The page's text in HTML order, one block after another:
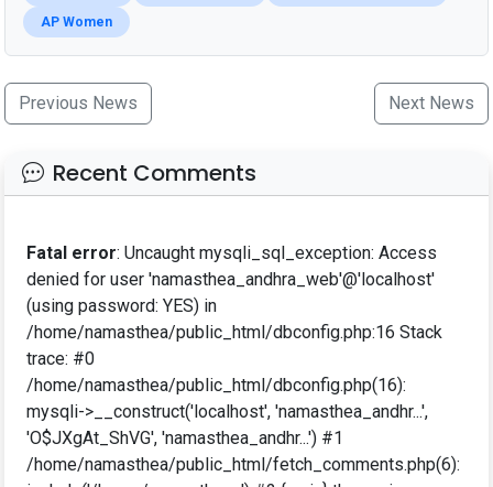
AP Women
Previous News Next News
Recent Comments
Fatal error: Uncaught mysqli_sql_exception: Access
denied for user 'namasthea_andhra_web'@'localhost'
(using password: YES) in
/home/namasthea/public_html/dbconfig.php:16 Stack
trace: #0
/home/namasthea/public_html/dbconfig.php(16):
mysqli->__construct('localhost', 'namasthea_andhr...',
'O$JXgAt_ShVG', 'namasthea_andhr...') #1
/home/namasthea/public_html/fetch_comments.php(6):